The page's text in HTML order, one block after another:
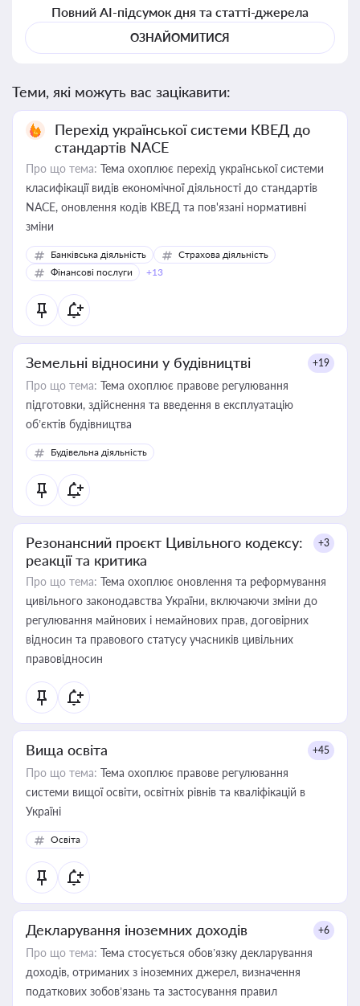
Повний AI-підсумок дня та статті-джерела
ОЗНАЙОМИТИСЯ
Теми, які можуть вас зацікавити:
Перехід української системи КВЕД до
стандартів NACE
Про що тема: Тема охоплює перехід української системи
класифікації видів економічної діяльності до стандартів
NACE, оновлення кодів КВЕД та пов'язані нормативні
зміни
Банківська діяльність
Страхова діяльність
Фінансові послуги
+13
Земельні відносини у будівництві +19
Про що тема: Тема охоплює правове регулювання
підготовки, здійснення та введення в експлуатацію
об’єктів будівництва
Будівельна діяльність
Резонансний проєкт Цивільного кодексу:
реакції та критика
+3
Про що тема: Тема охоплює оновлення та реформування
цивільного законодавства України, включаючи зміни до
регулювання майнових і немайнових прав, договірних
відносин та правового статусу учасників цивільних
правовідносин
Вища освіта +45
Про що тема: Тема охоплює правове регулювання
системи вищої освіти, освітніх рівнів та кваліфікацій в
Україні
Освіта
Декларування іноземних доходів +6
Про що тема: Тема стосується обов’язку декларування
доходів, отриманих з іноземних джерел, визначення
податкових зобов’язань та застосування правил